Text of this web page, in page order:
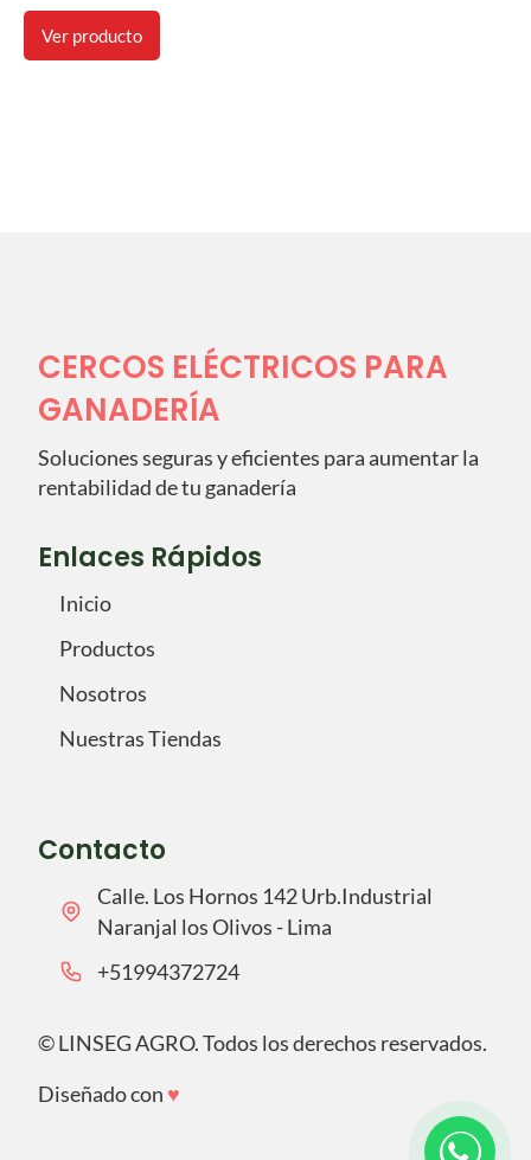
Ver producto
CERCOS ELÉCTRICOS PARA
GANADERÍA
Soluciones seguras y eficientes para aumentar la
rentabilidad de tu ganadería
Enlaces Rápidos
Inicio
Productos
Nosotros
Nuestras Tiendas
Contacto
Calle. Los Hornos 142 Urb.Industrial
Naranjal los Olivos - Lima
‪+51994372724‬
©LINSEG AGRO. Todos los derechos reservados.
Diseñado con ♥